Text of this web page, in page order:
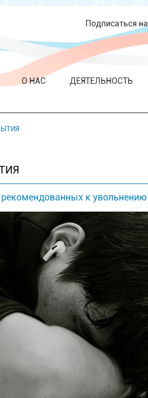
Подписаться
О НАС ДЕЯТЕЛЬНОСТЬ
к